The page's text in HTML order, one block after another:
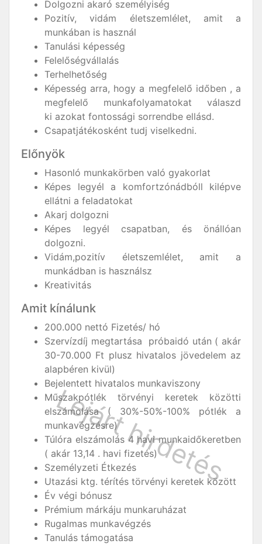
Dolgozni akaró személyiség
Pozitív, vidám életszemlélet, amit a
munkában is használ
Tanulási képesség
Felelőségvállalás
Terhelhetőség
Képesség arra, hogy a megfelelő időben , a
megfelelő munkafolyamatokat válaszd
ki azokat fontossági sorrendbe ellásd.
Csapatjátékosként tudj viselkedni.
Előnyök
Hasonló munkakörben való gyakorlat
Képes legyél a komfortzónádbóll kilépve
ellátni a feladatokat
Akarj dolgozni
Képes legyél csapatban, és önállóan
dolgozni.
Vidám,pozitív életszemlélet, amit a
munkádban is használsz
Kreativitás
Amit kínálunk
200.000 nettó Fizetés/ hó
Szervízdíj megtartása próbaidó után ( akár
30-70.000 Ft plusz hivatalos jövedelem az
alapbéren kivül)
Bejelentett hivatalos munkaviszony
Műszakpótlék törvényi keretek közötti
elszámolása ( 30%-50%-100% pótlék a
munkavégzésre)
Túlóra elszámolás 4 havi munkaidőkeretben
( akár 13,14 . havi fizetés)
Személyzeti Étkezés
Utazási ktg. térítés törvényi keretek között
Év végi bónusz
Prémium márkáju munkaruházat
Rugalmas munkavégzés
Tanulás támogatása